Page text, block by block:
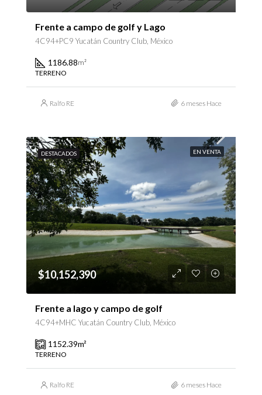
Frente a campo de golf y Lago
4C94+PC9 Yucatán Country Club, México
1186.88m²
TERRENO
Ralfo RE 6 meses Hace
DESTACADOS EN VENTA
$10,152,390
Frente a lago y campo de golf
4C94+MHC Yucatán Country Club, México
1152.39m²
TERRENO
Ralfo RE 6 meses Hace